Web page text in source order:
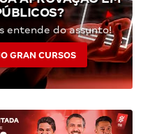
entende do assunto!
GRAN CURSOS